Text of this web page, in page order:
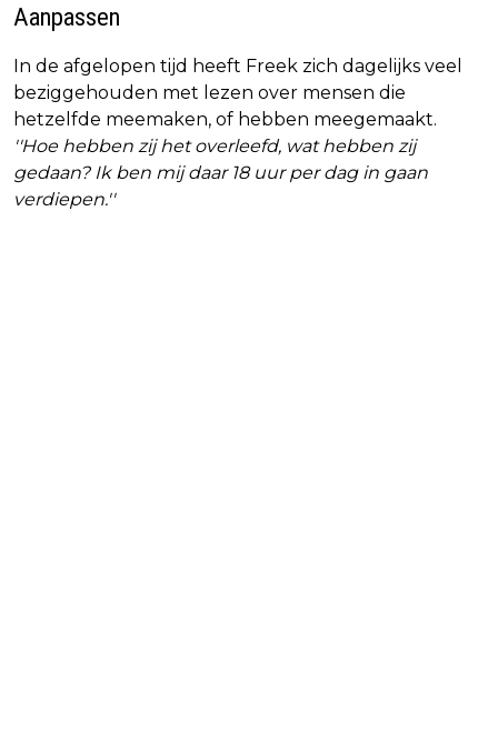
Aanpassen
In de afgelopen tijd heeft Freek zich dagelijks veel
beziggehouden met lezen over mensen die
hetzelfde meemaken, of hebben meegemaakt.
''Hoe hebben zij het overleefd, wat hebben zij
gedaan? Ik ben mij daar 18 uur per dag in gaan
verdiepen.''